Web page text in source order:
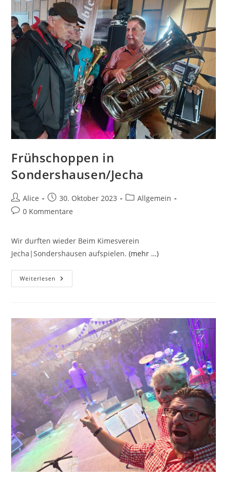
Frühschoppen in
Sondershausen/Jecha
Beitrags-
Autor:
Alice
Beitrag
veröffentlicht:
30. Oktober 2023
Beitrags-
Allgemein
Beitrags-
0 Kommentare
Wir durften wieder Beim Kimesverein
Jecha|Sondershausen aufspielen.(mehr …)
Weiterlesen Frühschoppen
In